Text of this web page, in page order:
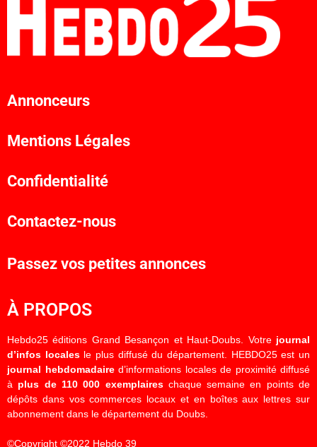
Annonceurs
Mentions Légales
Confidentialité
Contactez-nous
Passez vos petites annonces
À PROPOS
Hebdo25 éditions Grand Besançon et Haut-Doubs. Votre journal
d’infos localesle plus diffusé du département. HEBDO25 est un
journal hebdomadaired’informations locales de proximité diffusé
à plus de 110 000 exemplaireschaque semaine en points de
dépôts dans vos commerces locaux et en boîtes aux lettres sur
abonnement dans le département du Doubs.
©Copyright ©2022 Hebdo 39